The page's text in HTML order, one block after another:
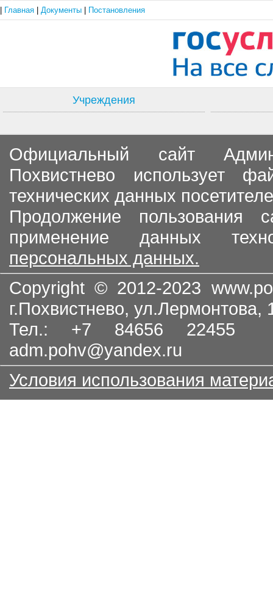
Главная Документы Постановления
Учреждения
Официальный сайт
Похвистнево использует
технических данных
Продолжение пользования
применение данных
персональных данных.
Copyright © 2012-2023
г.Похвистнево, ул.Лермонтова,
Тел.: +7 84656
adm.pohv@yandex.ru
Условия использования